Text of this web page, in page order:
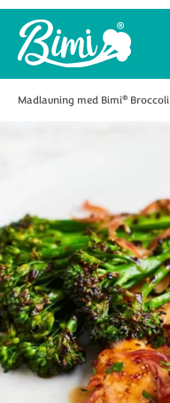
Madlavning med Bimi® Broccoli